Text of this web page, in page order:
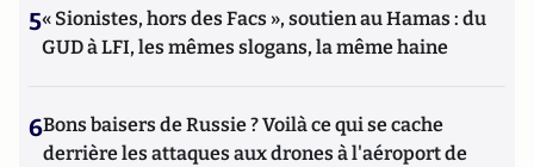
5« Sionistes, hors des Facs », soutien au Hamas : du
GUD à LFI, les mêmes slogans, la même haine
6Bons baisers de Russie ? Voilà ce qui se cache
derrière les attaques aux drones à l'aéroport de